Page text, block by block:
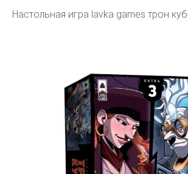
Настольная игра lavka games трон